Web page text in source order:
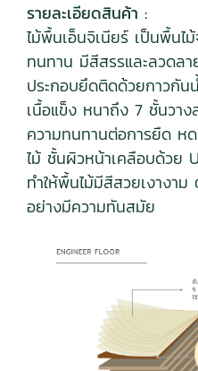
รายละเอียดสินค้า :
ไม้พื้นเอ็นจิเนียร์ เป็นพื้นไ
ทนทาน มีสีสรรและลวดล
ประกอบยึดติดด้วยกาวกัน
เนื้อแข็ง หนาถึง 7 ชั้นวา
ความทนทานต่อการยืด ห
ไม้ ชั้นผิวหน้าเคลือบด้วย
ทำให้พื้นไม้มีสีสวยเงางา
อย่างมีความทันสมัย